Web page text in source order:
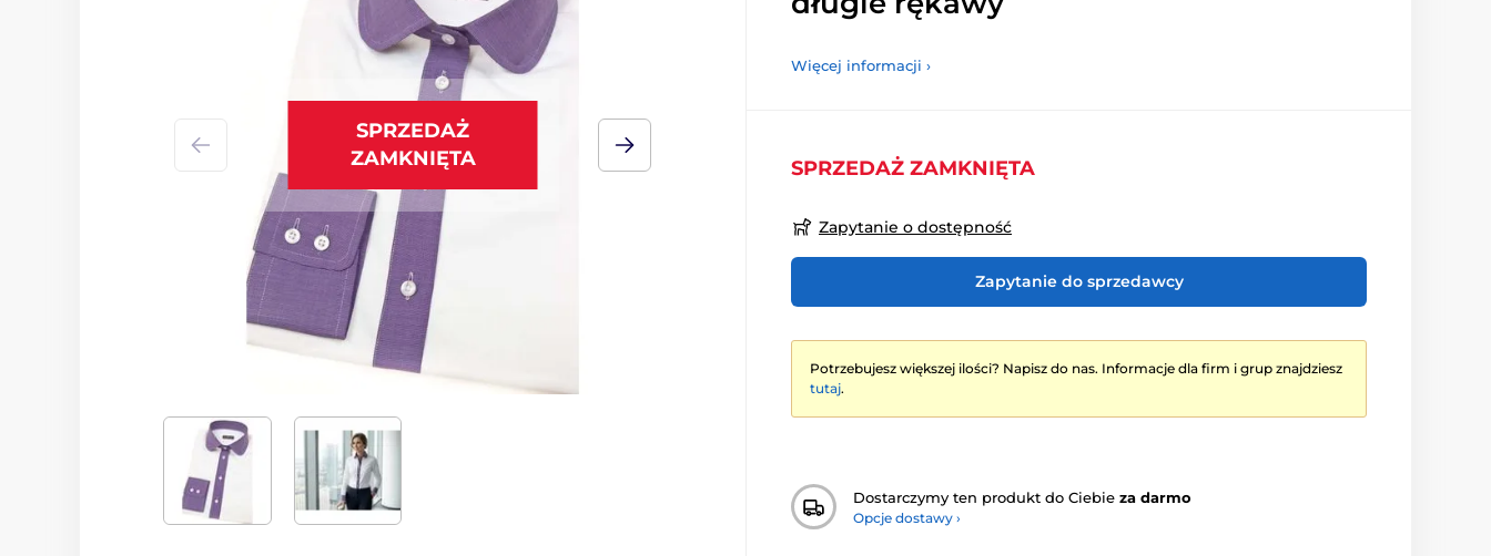
SPRZEDAŻ
ZAMKNIĘTA
Więcej informacji ›
SPRZEDAŻ ZAMKNIĘTA
Zapytanie o dostępność
Zapytanie do sprzedawcy
Potrzebujesz większej ilości? Napisz do nas. Informacje dla firm i grup znajdziesz
tutaj.
Dostarczymy ten produkt do Ciebie za darmo
Opcje dostawy ›